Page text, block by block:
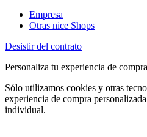
Empresa
Otras nice Shops
Desistir del contrato
Personaliza tu experiencia de compra
Sólo utilizamos cookies y otras
experiencia de compra
individual.